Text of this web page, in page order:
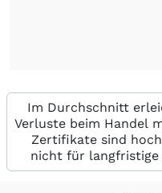
Im Durchschnitt
Verluste beim Handel
Zertifikate sind
nicht für langfristige